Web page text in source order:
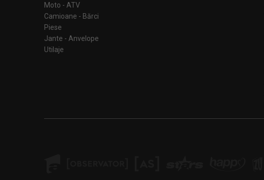
Moto - ATV
Camioane - Bărci
Piese
Jante - Anvelope
Utilaje